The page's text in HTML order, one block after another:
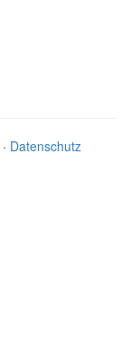
· Datenschutz